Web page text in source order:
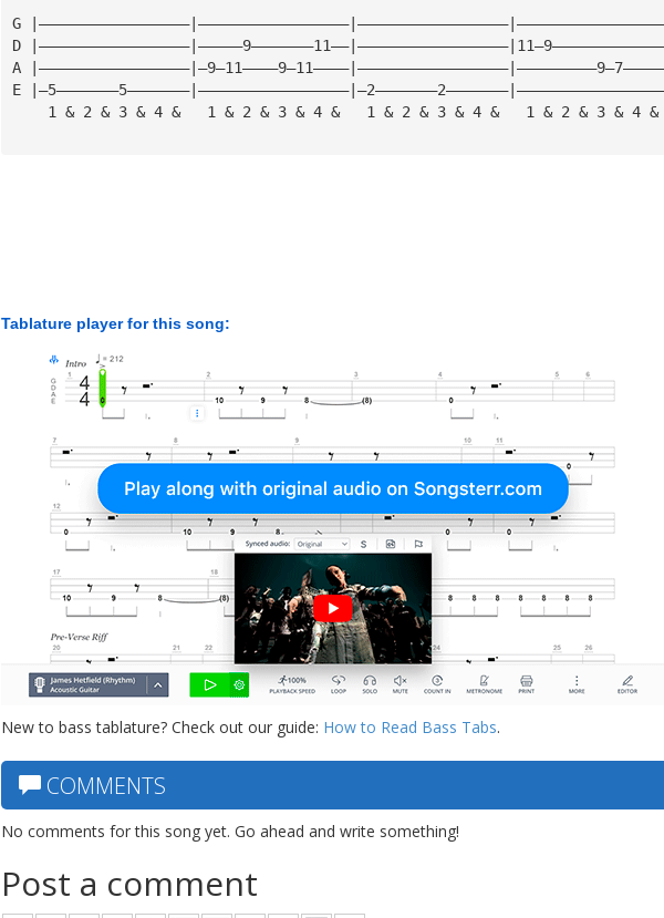
G
D
A
E
    1 & 2 & 3 & 4 &   1 & 2 & 3 & 4 &   1 & 2 & 3 & 4 &   1 & 2 & 3 & 4 &
Tablature player for this song:
New to bass tablature? Check out our guide: How to Read Bass Tabs.
COMMENTS
No comments for this song yet. Go ahead and write something!
Post a comment